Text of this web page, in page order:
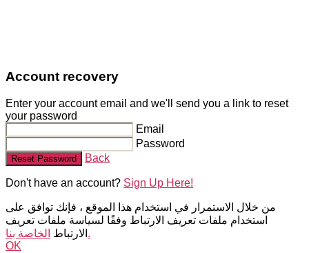
Account recovery
Enter your account email and we'll send you a link to reset
your password
Email
Password
Reset Password Back
Don't have an account? Sign Up Here!
من خلال الاستمرار في استخدام هذا الموقع ، فإنك توافق على
استخدام ملفات تعريف الارتباط وفقًا لسياسة ملفات تعريف
الارتباط الخاصة بنا.
OK